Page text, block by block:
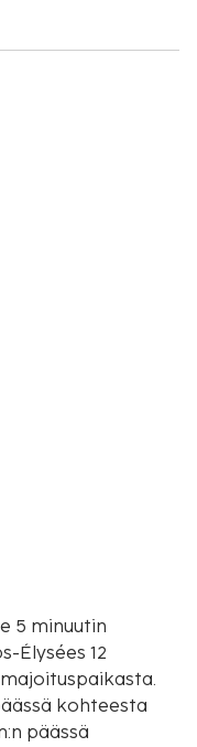
5 minuutin
Élysées 12
kohteesta
päässä